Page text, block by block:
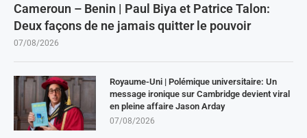
Cameroun – Benin | Paul Biya et Patrice Talon:
Deux façons de ne jamais quitter le pouvoir
07/08/2026
Royaume-Uni | Polémique universitaire: Un
message ironique sur Cambridge devient viral
en pleine affaire Jason Arday
07/08/2026